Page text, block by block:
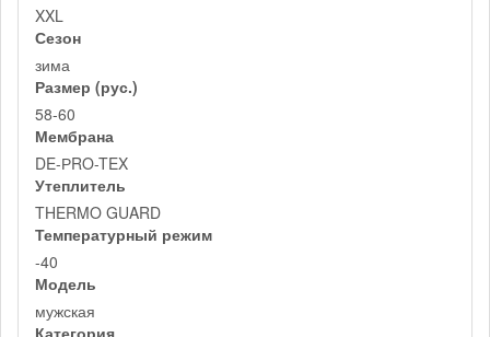
XXL
Сезон
зима
Размер (рус.)
58-60
Мембрана
DE-РRO-TEX
Утеплитель
THERMO GUARD
Температурный режим
-40
Модель
мужская
Категория